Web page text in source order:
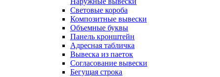
Световые короба
Композитные вывески
Объемные буквы
Панель кронштейн
Адресная табличка
Вывеска из паеток
Согласование вывески
Бегущая строка